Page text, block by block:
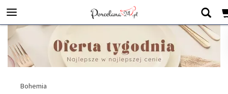
Bohemia